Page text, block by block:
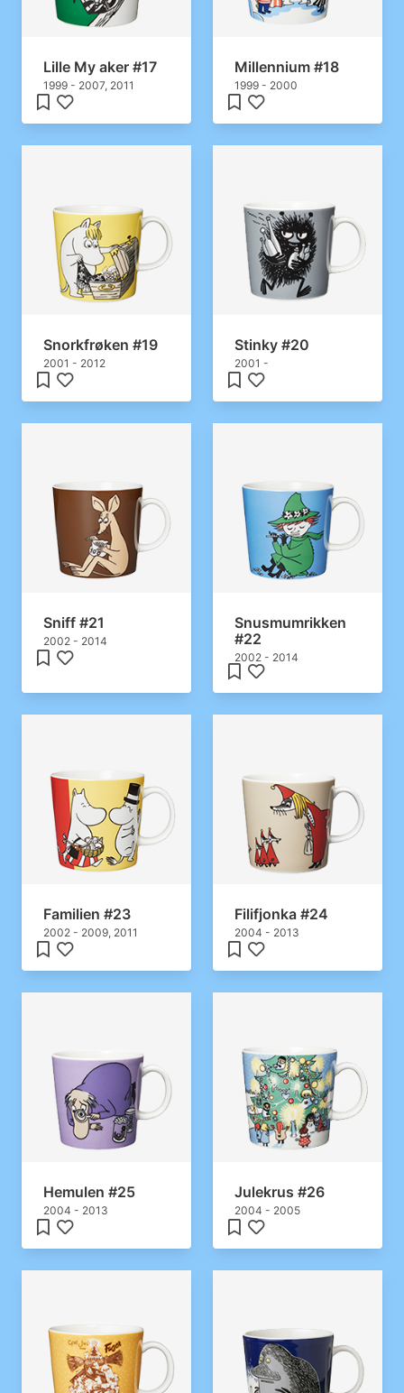
Lille My aker #17
1999 - 2007, 2011
Millennium #18
1999 - 2000
Snorkfrøken #19
2001 - 2012
Stinky #20
2001 -
Sniff #21
2002 - 2014
Snusmumrikken
#22
2002 - 2014
Familien #23
2002 - 2009, 2011
Filifjonka #24
2004 - 2013
Hemulen #25
2004 - 2013
Julekrus #26
2004 - 2005